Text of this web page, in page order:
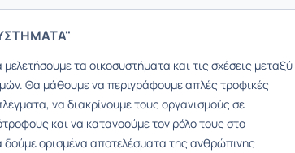
τα οικοσυστήματα και τις σχέσεις μεταξύ
Θα μάθουμε να περιγράφουμε απλές τροφικές
να διακρίνουμε τους οργανισμούς σε
και να κατανοούμε τον ρόλο τους στο
δούμε ορισμένα αποτελέσματα της ανθρώπινης